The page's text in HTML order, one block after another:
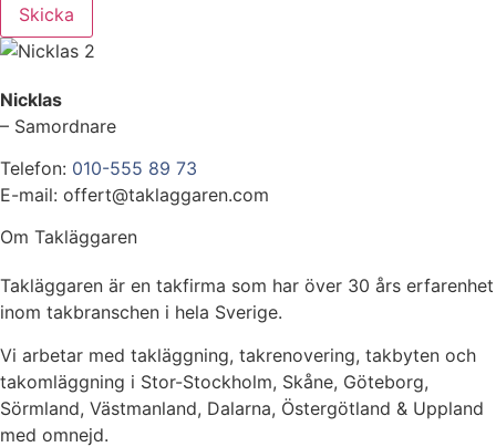
Skicka
Nicklas
– Samordnare
Telefon: 010-555 89 73
E-mail: offert@taklaggaren.com
Om Takläggaren
Takläggaren är en takfirma som har över 30 års erfarenhet
inom takbranschen i hela Sverige.
Vi arbetar med takläggning, takrenovering, takbyten och
takomläggning i Stor-Stockholm, Skåne, Göteborg,
Sörmland, Västmanland, Dalarna, Östergötland & Uppland
med omnejd.